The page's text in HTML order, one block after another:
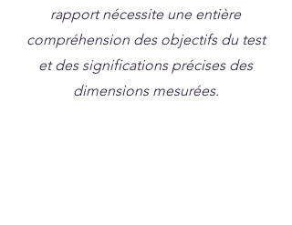
rapport nécessite une entière
compréhension des objectifs du test
et des significations précises des
dimensions mesurées.